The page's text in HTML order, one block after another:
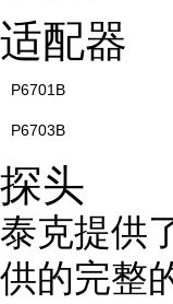
适配器
P6701B
P6703B
探头
泰克提供
供的完整